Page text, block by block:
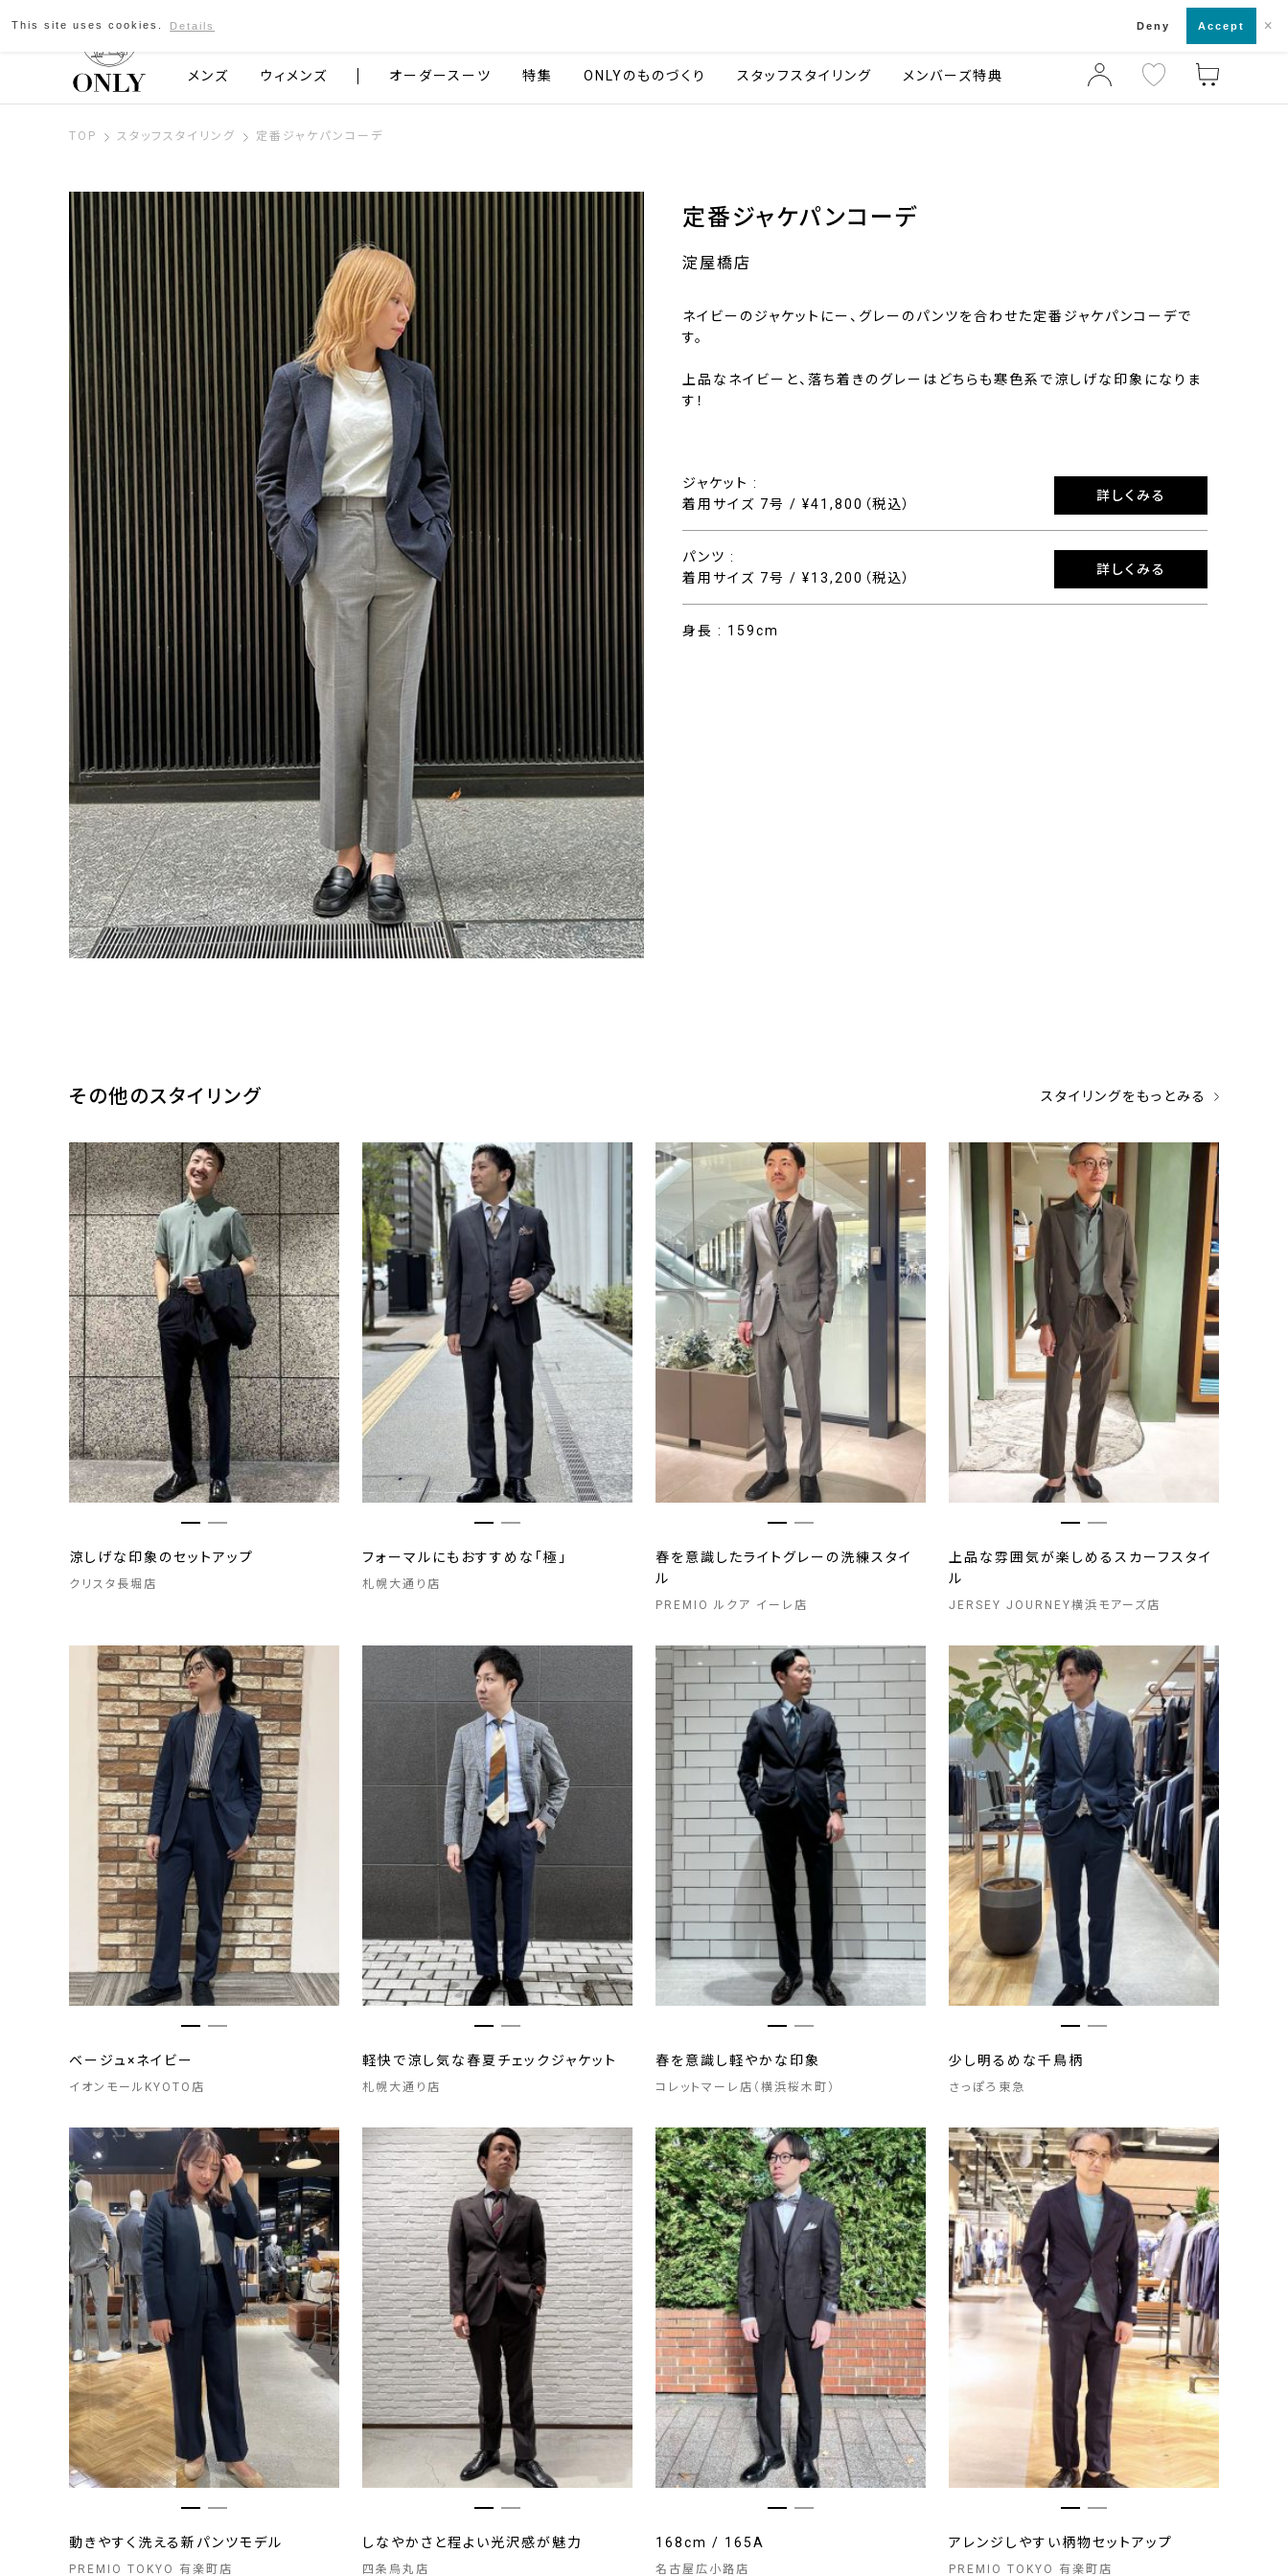
京都発のスーツブランド ONLY 店舗一覧・来店予約
メンズ ウィメンズ オーダースーツ 特集 ONLYのものづくり スタッフスタイリング メンバーズ特典
TOP スタッフスタイリング 定番ジャケパンコーデ
定番ジャケパンコーデ
淀屋橋店
ネイビーのジャケットにー、グレーのパンツを合わせた定番ジャケパンコーデで
す。
上品なネイビーと、落ち着きのグレーはどちらも寒色系で涼しげな印象になりま
す！
ジャケット :
着用サイズ 7号 / ¥41,800（税込）
詳しくみる
パンツ :
着用サイズ 7号 / ¥13,200（税込）
詳しくみる
身長 : 159cm
その他のスタイリング スタイリングをもっとみる
涼しげな印象のセットアップ
クリスタ長堀店
フォーマルにもおすすめな「極」
札幌大通り店
春を意識したライトグレーの洗練スタイ
ル
PREMIO ルクア イーレ店
上品な雰囲気が楽しめるスカーフスタイ
ル
JERSEY JOURNEY横浜モアーズ店
ベージュ×ネイビー
イオンモールKYOTO店
軽快で涼し気な春夏チェックジャケット
札幌大通り店
春を意識し軽やかな印象
コレットマーレ店（横浜桜木町）
少し明るめな千鳥柄
さっぽろ東急
動きやすく洗える新パンツモデル
PREMIO TOKYO 有楽町店
しなやかさと程よい光沢感が魅力
四条烏丸店
168cm / 165A
名古屋広小路店
アレンジしやすい柄物セットアップ
PREMIO TOKYO 有楽町店
This site uses cookies. Details Deny Accept ×